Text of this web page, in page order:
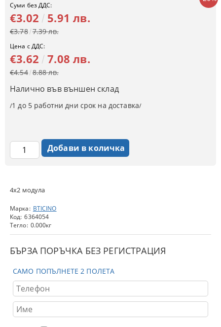
4x2 модула
Марка: BTICINO
Код: 6364054
Тегло: 0.000кг
БЪРЗА ПОРЪЧКА БЕЗ РЕГИСТРАЦИЯ
САМО ПОПЪЛНЕТЕ 2 ПОЛЕТА
Суми без ДДС:
€3.02 5.91 лв.
€3.78 7.39 лв.
Цена с ДДС:
€3.62 7.08 лв.
€4.54 8.88 лв.
Налично във външен склад
/1 до 5 работни дни срок на доставка/